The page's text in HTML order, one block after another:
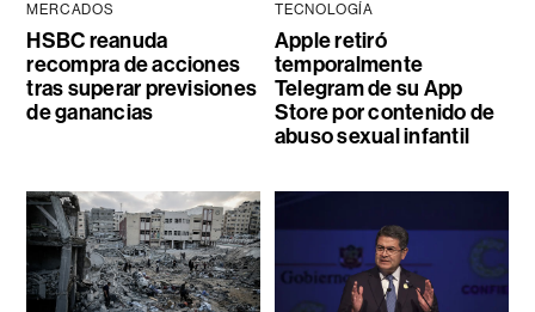
MERCADOS
HSBC reanuda
recompra de acciones
tras superar previsiones
de ganancias
TECNOLOGÍA
Apple retiró
temporalmente
Telegram de su App
Store por contenido de
abuso sexual infantil